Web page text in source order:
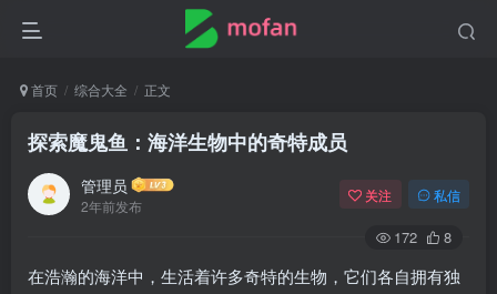
首页 综合大全 正文
探索魔鬼鱼：海洋生物中的奇特成员
管理员
2年前发布
关注 私信
172 8
在浩瀚的海洋中，生活着许多奇特的生物，它们各自拥有独